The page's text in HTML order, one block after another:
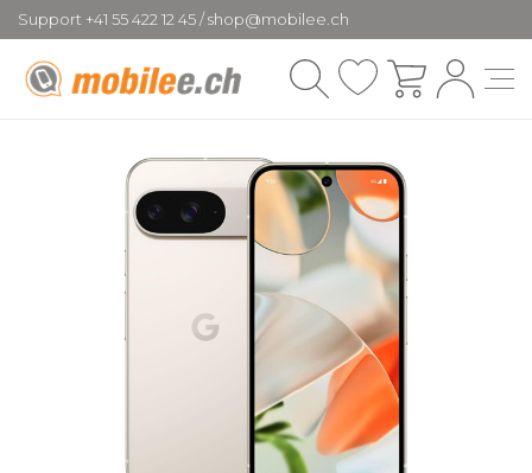
Support +41 55 422 12 45 / shop@mobilee.ch